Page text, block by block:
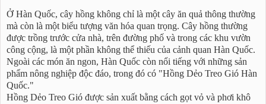
Ở Hàn Quốc, cây hồng không chỉ là một cây ăn quả thông thường
mà còn là một biểu tượng văn hóa quan trọng. Cây hồng thường
được trồng trước cửa nhà, trên đường phố và trong các khu vườn
công cộng, là một phần không thể thiếu của cảnh quan Hàn Quốc.
Ngoài các món ăn ngon, Hàn Quốc còn nổi tiếng với những sản
phẩm nông nghiệp độc đáo, trong đó có "Hồng Dẻo Treo Gió Hàn
Quốc."
Hồng Dẻo Treo Gió được sản xuất bằng cách gọt vỏ và phơi khô